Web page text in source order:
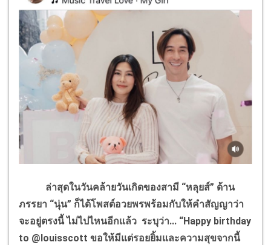
ล่าสุดในวันคล้ายวันเกิดของสามี “หลุยส์” ด้าน
ภรรยา “นุ่น” ก็ได้โพสต์อวยพรพร้อมกับให้คำสัญญาว่า
จะอยู่ตรงนี้ ไม่ไปไหนอีกแล้ว ระบุว่า... “Happy birthday
to @louisscott ขอให้มีแต่รอยยิ้มและความสุขจากนี้